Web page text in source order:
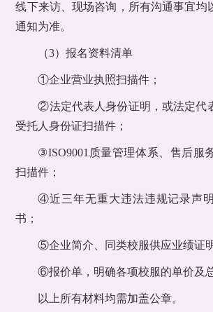
线下来访、现场咨询，所有沟通事宜均
通知为准。
（3）报名资料清单
①企业营业执照扫描件；
②法定代表人身份证明，或法定代
受托人身份证扫描件；
③ISO9001质量管理体系、售后服
扫描件；
④近三年无重大违法违规记录声
书；
⑤企业简介、同类校服供应业绩证
⑥报价单，明确各项校服的单价及
以上所有材料均需加盖公章。